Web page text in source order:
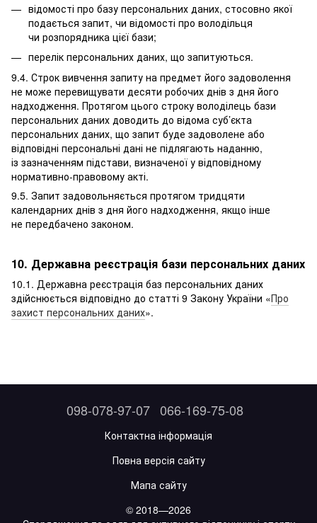
відомості про базу персональних даних, стосовно якої
подається запит, чи відомості про володільця
чи розпорядника цієї бази;
перелік персональних даних, що запитуються.
9.4. Строк вивчення запиту на предмет його задоволення
не може перевищувати десяти робочих днів з дня його
надходження. Протягом цього строку володілець бази
персональних даних доводить до відома суб’єкта
персональних даних, що запит буде задоволене або
відповідні персональні дані не підлягають наданню,
із зазначенням підстави, визначеної у відповідному
нормативно-правовому акті.
9.5. Запит задовольняється протягом тридцяти
календарних днів з дня його надходження, якщо інше
не передбачено законом.
10. Державна реєстрація бази персональних даних
10.1. Державна реєстрація баз персональних даних
здійснюється відповідно до статті 9 Закону України «Про
захист персональних даних».
098-078-97-07 066-169-75-08
Контактна інформація
Повна версія сайту
Мапа сайту
© 2018—2026